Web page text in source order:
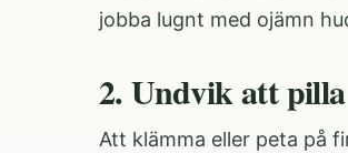
jobba lugnt med ojämn
2. Undvik att pilla
Att klämma eller peta på